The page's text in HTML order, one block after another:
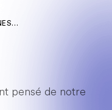
pensé de notre